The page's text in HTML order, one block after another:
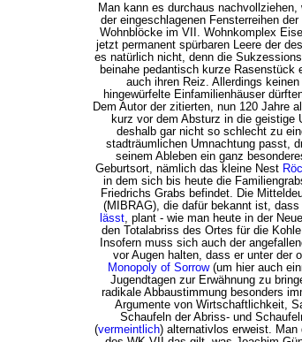
Man kann es durchaus
der eingeschlagenen Fensterreihen
Wohnblöcke im VII. Wohnkomplex
jetzt permanent spürbaren Leere der
es natürlich nicht, denn die
beinahe pedantisch kurze
auch ihren Reiz. Allerdings
hingewürfelte Einfamilienhäuser
Dem Autor der zitierten, nun 120 Jahre
kurz vor dem Absturz in die geistige
deshalb gar nicht so schlecht zu
stadträumlichen Umnachtung passt,
seinem Ableben ein ganz
Geburtsort, nämlich das kleine Nest
in dem sich bis heute die
Friedrichs Grabs befindet. Die
(MIBRAG), die dafür bekannt ist,
lässt, plant - wie man heute in der
den Totalabriss des Ortes für die
Insofern muss sich auch der
vor Augen halten, dass er unter der
Monopoly of Sorrow(um hier auch
Jugendtagen zur Erwähnung zu
radikale Abbaustimmung besonders
Argumente von Wirtschaftlichkeit,
Schaufeln der Abriss- und
(vermeintlich) alternativlos erweist. Man